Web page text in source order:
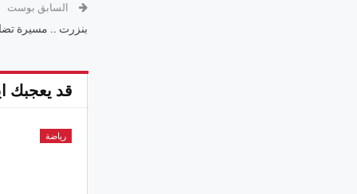
السابق بوست
بنزرت .. مسيرة
قد يعجبك
رياضة